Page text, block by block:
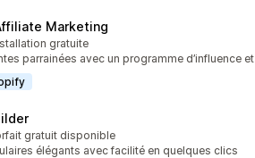
Marketing
gratuite
parrainées avec un programme d’influence et
gratuit disponible
élégants avec facilité en quelques clics